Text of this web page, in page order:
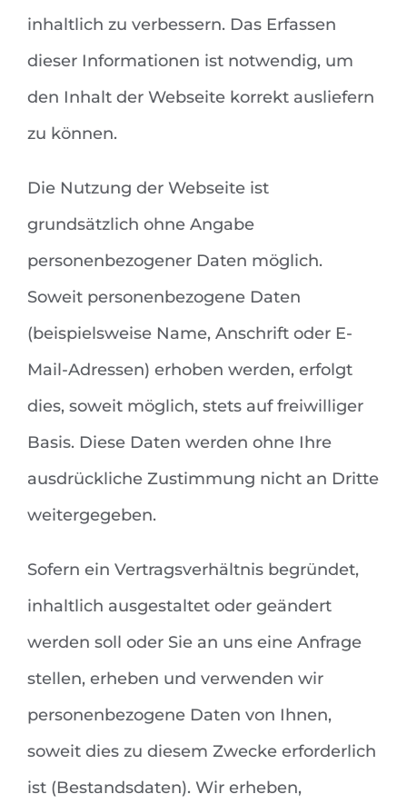
inhaltlich zu verbessern. Das Erfassen
dieser Informationen ist notwendig, um
den Inhalt der Webseite korrekt ausliefern
zu können.
Die Nutzung der Webseite ist
grundsätzlich ohne Angabe
personenbezogener Daten möglich.
Soweit personenbezogene Daten
(beispielsweise Name, Anschrift oder E-
Mail-Adressen) erhoben werden, erfolgt
dies, soweit möglich, stets auf freiwilliger
Basis. Diese Daten werden ohne Ihre
ausdrückliche Zustimmung nicht an Dritte
weitergegeben.
Sofern ein Vertragsverhältnis begründet,
inhaltlich ausgestaltet oder geändert
werden soll oder Sie an uns eine Anfrage
stellen, erheben und verwenden wir
personenbezogene Daten von Ihnen,
soweit dies zu diesem Zwecke erforderlich
ist (Bestandsdaten). Wir erheben,